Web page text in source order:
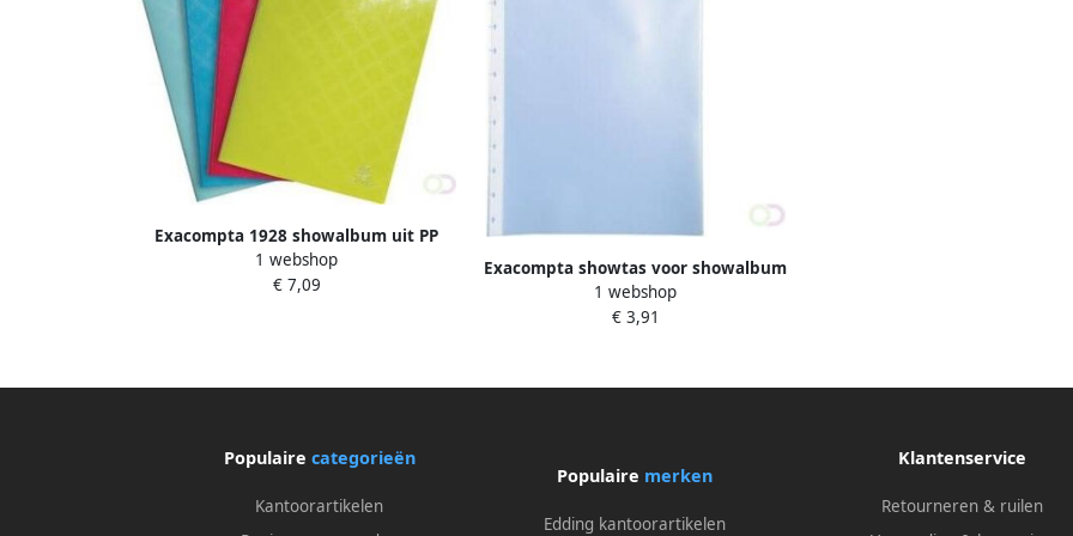
Exacompta 1928 showalbum uit PP
met 30 tassen geassorteerde kleuren
1 webshop
€ 7,09
Exacompta showtas voor showalbum
met ringen uit gekorreld PP pak van 10
tassen transparant
1 webshop
€ 3,91
Populaire categorieën
Kantoorartikelen
Populaire merken
Edding kantoorartikelen
Klantenservice
Retourneren & ruilen